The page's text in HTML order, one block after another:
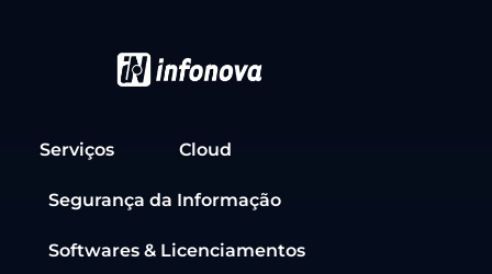
Serviços Cloud
Segurança da Informação
Softwares & Licenciamentos